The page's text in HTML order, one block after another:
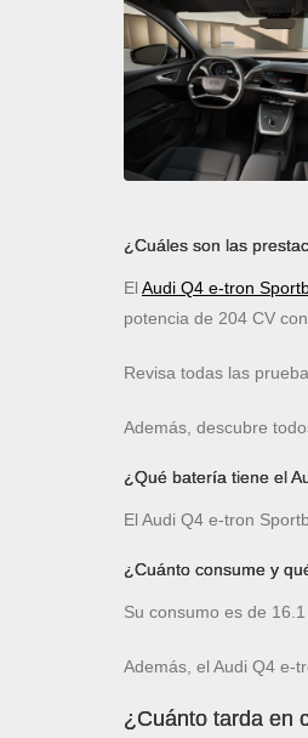
¿Cuáles son las
El Audi Q4 e-tron
potencia de 204 CV
Revisa todas las
Además, descubre
¿Qué batería tiene el
El Audi Q4 e-tron
¿Cuánto consume y
Su consumo es de
Además, el Audi Q4 e-
¿Cuánto tarda en